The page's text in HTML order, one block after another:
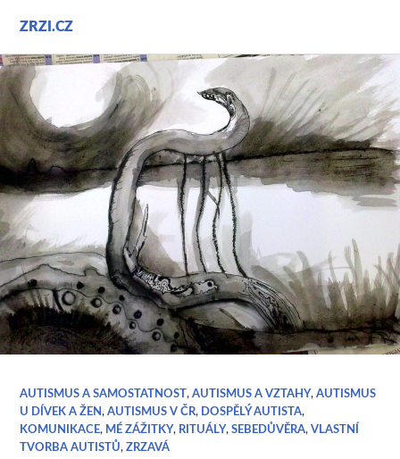
obsahu
webu
ZRZI.CZ
AUTISMUS A SAMOSTATNOST,AUTISMUS A VZTAHY,AUTISMUS
U DÍVEK A ŽEN,AUTISMUS V ČR, DOSPĚLÝ AUTISTA,
KOMUNIKACE, MÉ ZÁŽITKY, RITUÁLY,SEBEDŮVĚRA,VLASTNÍ
TVORBA AUTISTŮ,ZRZAVÁ